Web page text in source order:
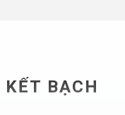
BẠCH